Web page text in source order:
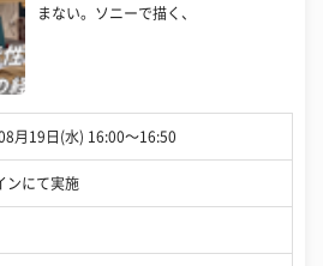
まない。ソニーで描く、
月19日(水) 16:00〜16:50
ンにて実施